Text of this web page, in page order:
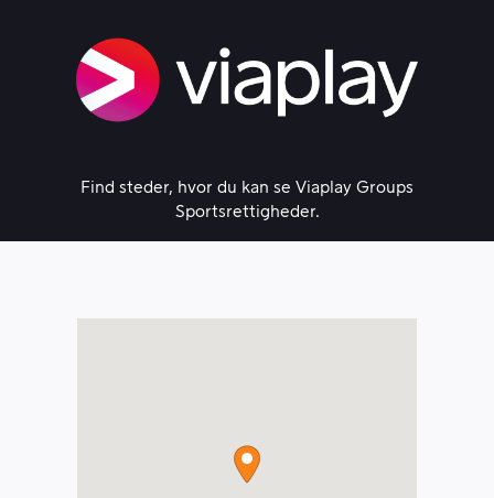
Find steder, hvor du kan se Viaplay Groups
Sportsrettigheder.